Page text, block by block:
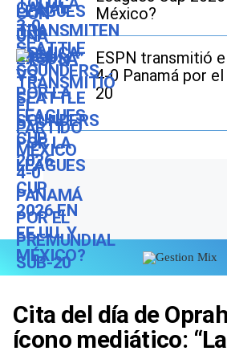
México?
ESPN transmitió
4-0 Panamá por
20